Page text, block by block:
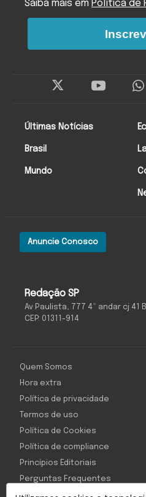
Redação SP
Av Paulista, 777 4º andar cj 41
CEP: 01311-914
Anuncie Conosco
Últimas Notícias
Brasil
Mundo
Saiba mais em Política de
Quem Somos
Hora extra
Política de privacidade
Termos de uso
Política de Cookies
Política de compliance
Princípios Editoriais
Perguntas Frequentes